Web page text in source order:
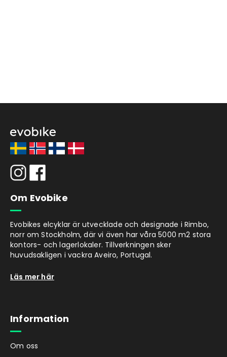
Om Evobike
Evobikes elcyklar är utvecklade och designade i Rimbo,
norr om Stockholm, där vi även har våra 5000 m2 stora
kontors- och lagerlokaler. Tillverkningen sker
huvudsakligen i vackra Aveiro, Portugal.
Läs mer här
Information
Om oss